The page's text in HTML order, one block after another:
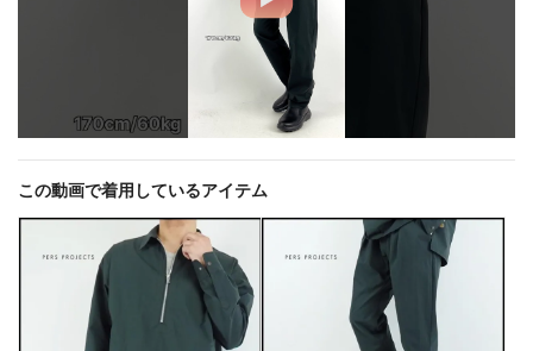
この動画で着用しているアイテム